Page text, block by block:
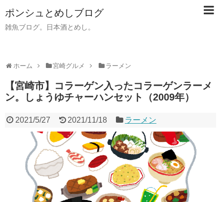
ポンシュとめしブログ
雑魚ブログ。日本酒とめし。
ホーム 宮崎グルメ ラーメン
【宮崎市】コラーゲン入ったコラーゲンラーメ
ン。しょうゆチャーハンセット（2009年）
2021/5/27 2021/11/18 ラーメン